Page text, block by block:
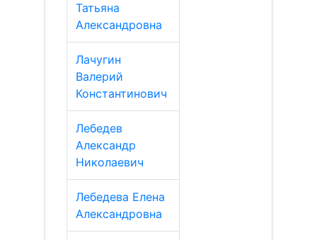
Татьяна
Александровна
Лачугин
Валерий
Константинович
Лебедев
Александр
Николаевич
Лебедева Елена
Александровна